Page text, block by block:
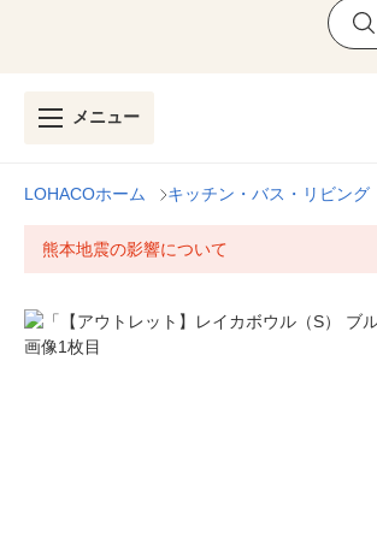
メニュー
LOHACOホーム キッチン・バス・リビング
熊本地震の影響について